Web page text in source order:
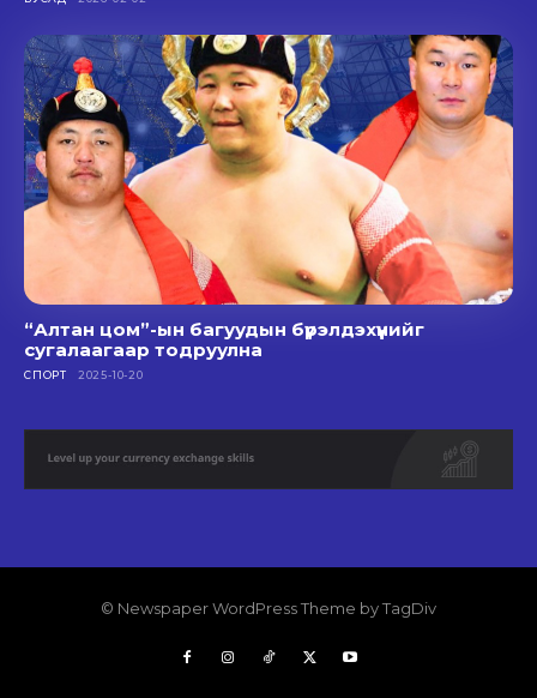
“Алтан цом”-ын багуудын бүрэлдэхүүнийг
сугалаагаар тодруулна
СПОРТ 2025-10-20
© Newspaper WordPress Theme by TagDiv